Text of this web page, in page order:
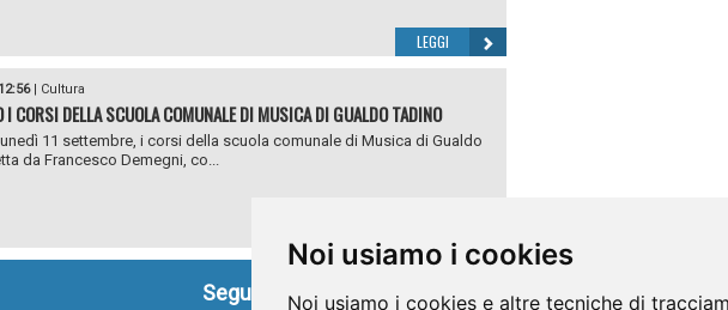
Noi usiamo i cookies
Noi usiamo i cookies e altre tecniche di
LEGGI
| Cultura
I CORSI DELLA SCUOLA COMUNALE DI MUSICA DI GUALDO TADINO
11 settembre, i corsi della scuola comunale di Musica di Gualdo
da Francesco Demegni, co...
Seguici su